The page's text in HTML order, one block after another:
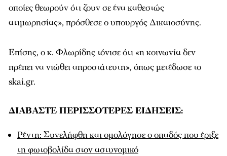
οποίες θεωρούν ότι ζουν σε ένα καθεστώς
ατιμωρησίας», πρόσθεσε ο υπουργός Δικαιοσύνης.
Επίσης, ο κ. Φλωρίδης τόνισε ότι «η κοινωνία δεν
πρέπει να νιώθει απροστάτευτη», όπως μετέδωσε το
skai.gr.
ΔΙΑΒΑΣΤΕ ΠΕΡΙΣΣΟΤΕΡΕΣ ΕΙΔΗΣΕΙΣ:
Ρέντη: Συνελήφθη και ομολόγησε o οπαδός που έριξε
τη φωτοβολίδα στον αστυνομικό